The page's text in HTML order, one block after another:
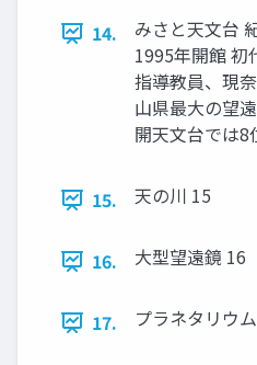
14.
みさと天文台
1995年開館 初
指導教員、現
山県最大の望
開天文台では8
15. 天の川 15
16. 大型望遠鏡 16
17. プラネタリウ